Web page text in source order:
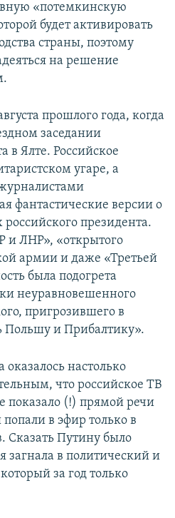
«потемкинскую
будет активировать
страны, поэтому
на решение
прошлого года, когда
заседании
в Ялте. Российское
угаре, а
фантастические версии о
президента.
ЛНР», «открытого
армии и даже «Третьей
была подогрета
неуравновешенного
пригрозившего в
Польшу и Прибалтику».
настолько
что российское ТВ
показало (!) прямой речи
в эфир только в
Сказать Путину было
загнала в политический и
за год только